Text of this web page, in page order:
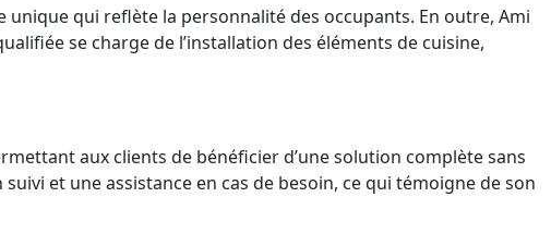
unique qui reflète la personnalité des occupants. En outre, Ami
se charge de l’installation des éléments de cuisine,
aux clients de bénéficier d’une solution complète sans
et une assistance en cas de besoin, ce qui témoigne de son